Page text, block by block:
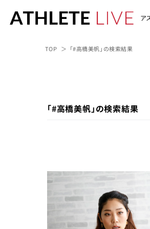
ア
TOP 「#高橋美帆」の検索結果
「#高橋美帆」の検索結果